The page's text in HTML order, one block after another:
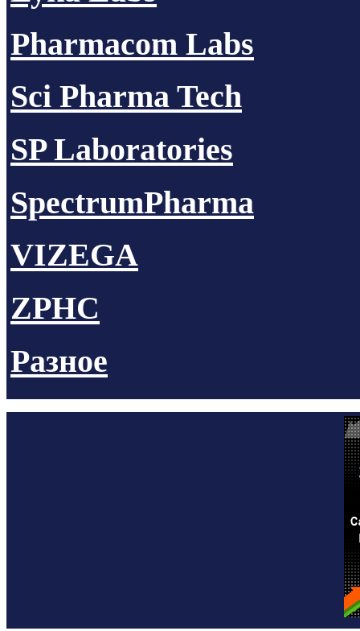
Pharmacom Labs
Sci Pharma Tech
SP Laboratories
SpectrumPharma
VIZEGA
ZPHC
Разное